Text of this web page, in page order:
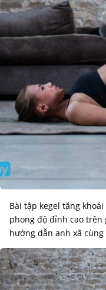
Bài tập kegel tăng
phong độ đỉnh cao trên
hướng dẫn anh xã